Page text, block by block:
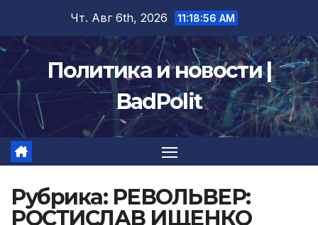
содержимому
Чт. Авг 6th, 2026 11:18:58 AM
Политика и новости |
BadPolit
Рубрика: РЕВОЛЬВЕР:
РОСТИСЛАВ ИЩЕНКО